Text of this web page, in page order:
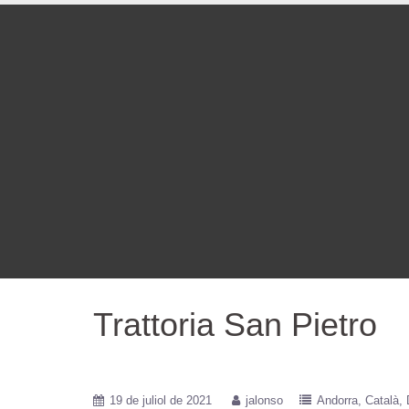
Trattoria San Pietro
19 de juliol de 2021 jalonso Andorra Català